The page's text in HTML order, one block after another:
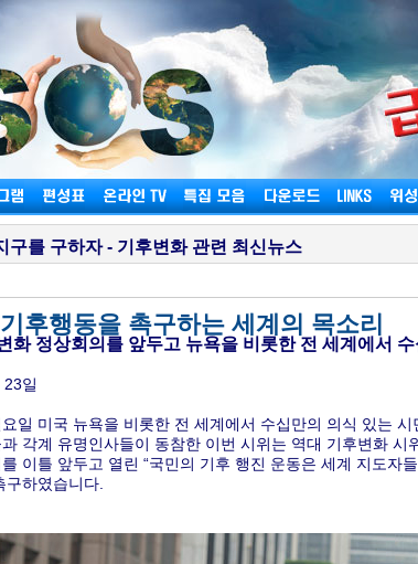
구를 구하자 - 기후변화 관련 최신뉴스
후행동을 촉구하는 세계의 목소리
화 정상회의를 앞두고 뉴욕을 비롯한 전 세계에서
일
일 미국 뉴욕을 비롯한 전 세계에서 수십만의 의식 있는
각계 유명인사들이 동참한 이번 시위는 역대 기후변화 시
이틀 앞두고 열린 “국민의 기후 행진 운동은 세계 지도자
구하였습니다.